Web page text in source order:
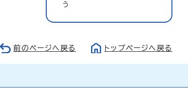
う
前のページへ戻る トップページへ戻る